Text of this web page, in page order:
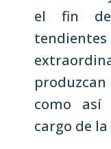
el fin de
como así
cargo de la